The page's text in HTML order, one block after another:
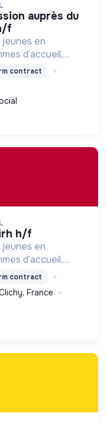
f
en
d’accueil,
pour leur
et des femmes
contract
h/f
en
d’accueil,
pour leur
et des femmes
contract
France